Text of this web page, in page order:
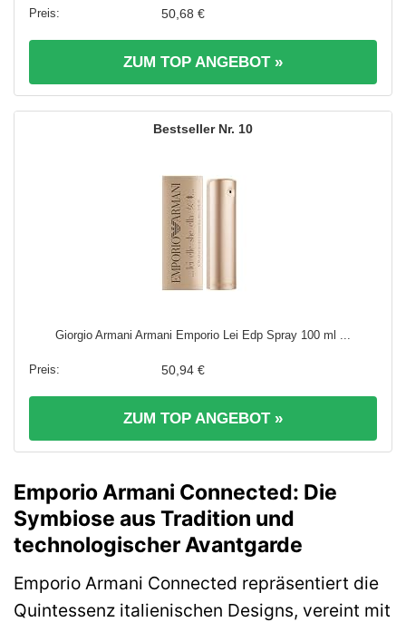
50,68 €
ZUM TOP ANGEBOT »
10
Giorgio Armani Armani Emporio Lei Edp Spray 100 ml ...
50,94 €
ZUM TOP ANGEBOT »
Emporio Armani Connected: Die
Symbiose aus Tradition und
technologischer Avantgarde
Emporio Armani Connected repräsentiert die
Quintessenz italienischen Designs, vereint mit